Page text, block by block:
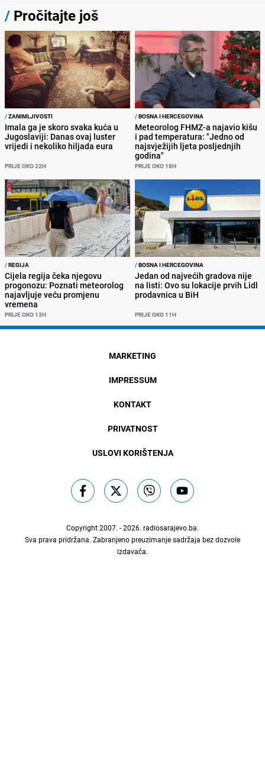
/ Pročitajte još
/ZANIMLJIVOSTI
Imala ga je skoro svaka kuća u
Jugoslaviji: Danas ovaj luster
vrijedi i nekoliko hiljada eura
PRIJE OKO 22H
/BOSNA I HERCEGOVINA
Meteorolog FHMZ-a najavio kišu
i pad temperatura: "Jedno od
najsvježijih ljeta posljednjih
godina"
PRIJE OKO 18H
/REGIJA
Cijela regija čeka njegovu
progonozu: Poznati meteorolog
najavljuje veću promjenu
vremena
PRIJE OKO 13H
/BOSNA I HERCEGOVINA
Jedan od najvećih gradova nije
na listi: Ovo su lokacije prvih Lidl
prodavnica u BiH
PRIJE OKO 11H
MARKETING
IMPRESSUM
KONTAKT
PRIVATNOST
USLOVI KORIŠTENJA
Copyright 2007. - 2026. radiosarajevo.ba.
Sva prava pridržana. Zabranjeno preuzimanje sadržaja bez dozvole
izdavača.